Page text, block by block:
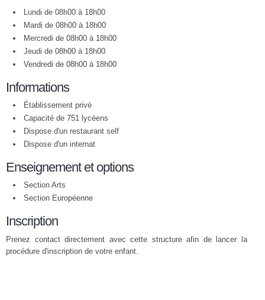
Lundi de 08h00 à 18h00
Mardi de 08h00 à 18h00
Mercredi de 08h00 à 18h00
Jeudi de 08h00 à 18h00
Vendredi de 08h00 à 18h00
Informations
Établissement privé
Capacité de 751 lycéens
Dispose d'un restaurant self
Dispose d'un internat
Enseignement et options
Section Arts
Section Européenne
Inscription
Prenez contact directement avec cette structure afin de lancer la
procédure d'inscription de votre enfant.